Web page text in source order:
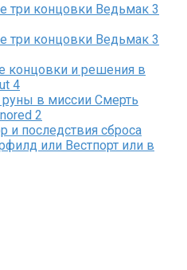
три концовки Ведьмак 3
три концовки Ведьмак 3
концовки и решения в
4
руны в миссии Смерть
2
и последствия сброса
или Вестпорт или в